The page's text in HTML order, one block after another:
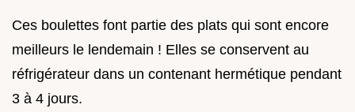
Ces boulettes font partie des plats qui sont encore
meilleurs le lendemain ! Elles se conservent au
réfrigérateur dans un contenant hermétique pendant
3 à 4 jours.